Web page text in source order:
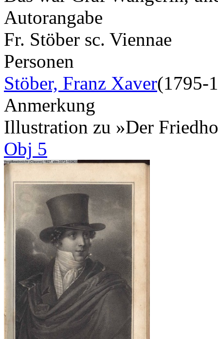
Autorangabe
Fr. Stöber sc. Viennae
Personen
Stöber, Franz Xaver(1795-
Anmerkung
Illustration zu »Der
Obj 5